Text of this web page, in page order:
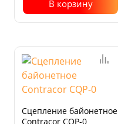
В корзину
Сцепление байонетное
Contracor CQP-0